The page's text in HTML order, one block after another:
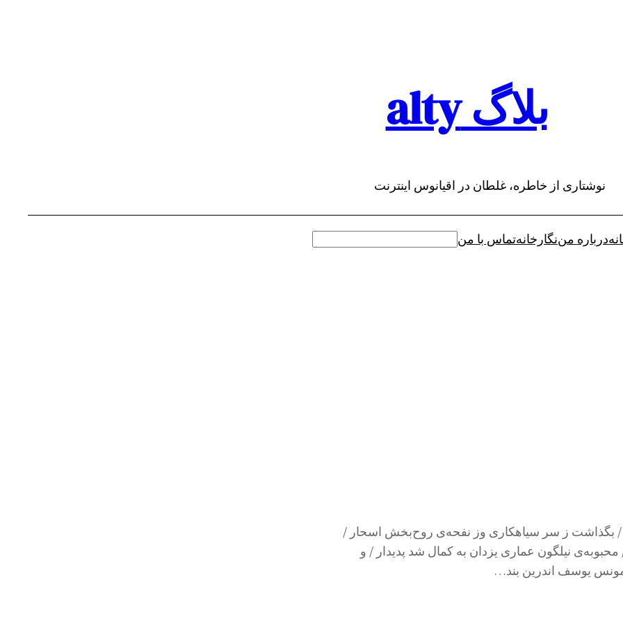
بلاگ alty
نوشتاری از خاطره، غلطان در اقیانوس اینترنت
درباره مننگارخانهتماس با من
/ بگذاشت ز سر سیاهکاری وز نفحه‌ی روح‌بخش اسحار /
نیلگون عماری یزدان به کمال شد پدیدار / و
یوسف اندرین بند…